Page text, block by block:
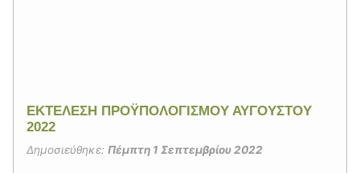
EΚΤΕΛΕΣΗ ΠΡΟΫΠΟΛΟΓΙΣΜΟΥ ΑΥΓΟΥΣΤΟΥ
2022
Δημοσιεύθηκε: Πέμπτη 1 Σεπτεμβρίου 2022